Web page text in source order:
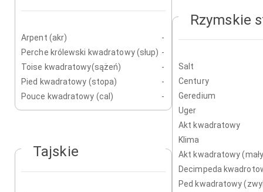
Arpent (akr)
-
Perche królewski kwadratowy (słup) -
Toise kwadratowy(sążeń)
-
Pied kwadratowy (stopa)
-
Pouce kwadratowy (cal)
-
Tajskie
Rzymskie
Salt
Century
Geredium
Uger
Akt kwadratowy
Klima
Akt kwadratowy
Decimpeda
Ped kwadratowy